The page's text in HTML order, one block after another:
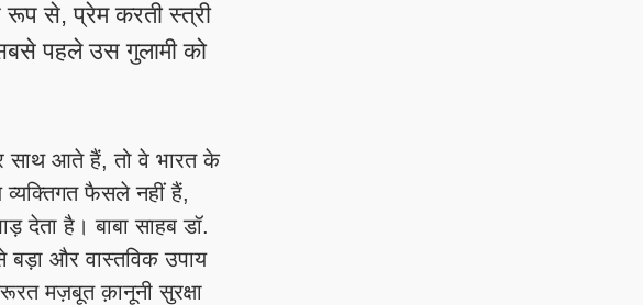
रूप से, प्रेम करती स्त्री
पहले उस गुलामी को
साथ आते हैं, तो वे भारत के
फैसले नहीं हैं,
देता है। बाबा साहब डॉ.
बड़ा और वास्तविक उपाय
मज़बूत क़ानूनी सुरक्षा